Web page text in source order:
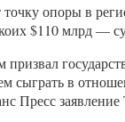
опоры в
$110 млрд —
сыграть в
Пресс заявление